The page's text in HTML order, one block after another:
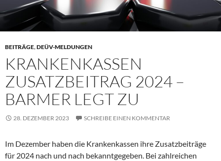
BEITRÄGE,DEÜV-MELDUNGEN
KRANKENKASSEN
ZUSATZBEITRAG 2024 –
BARMER LEGT ZU
28. DEZEMBER 2023 SCHREIBE EINEN KOMMENTAR
Im Dezember haben die Krankenkassen ihre Zusatzbeiträge
für 2024 nach und nach bekanntgegeben. Bei zahlreichen